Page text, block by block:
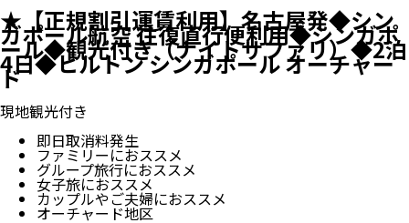
★【正規割引運賃利用】名古屋発◆シン
ガポール航空 往復直行便利用◆シンガポ
ール◆観光付き（ナイトサファリ）◆2泊
4日◆ヒルトン シンガポール オーチャー
ド
現地観光付き
即日取消料発生
ファミリーにおススメ
グループ旅行におススメ
女子旅におススメ
カップルやご夫婦におススメ
オーチャード地区